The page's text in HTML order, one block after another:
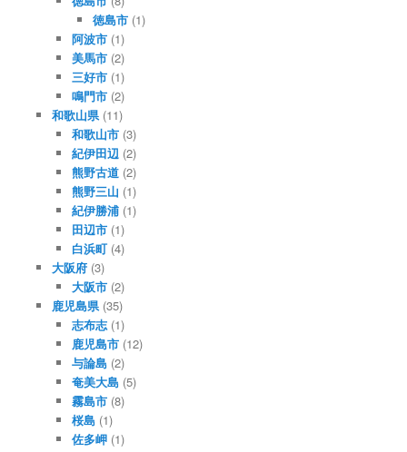
徳島市(1)
阿波市 (1)
美馬市 (2)
三好市 (1)
鳴門市 (2)
和歌山県(11)
和歌山市 (3)
紀伊田辺 (2)
熊野古道 (2)
熊野三山 (1)
紀伊勝浦 (1)
田辺市 (1)
白浜町 (4)
大阪府(3)
大阪市 (2)
鹿児島県(35)
志布志(1)
鹿児島市 (12)
与論島 (2)
奄美大島 (5)
霧島市 (8)
桜島 (1)
佐多岬 (1)